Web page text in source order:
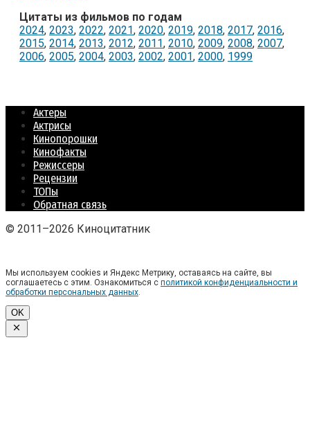
Цитаты из фильмов по годам
2024, 2023, 2022, 2021, 2020, 2019, 2018, 2017, 2016,
2015, 2014, 2013, 2012, 2011, 2010, 2009, 2008, 2007,
2006, 2005, 2004, 2003, 2002, 2001, 2000, 1999
Актеры
Актрисы
Кинопорошки
Кинофакты
Режиссеры
Рецензии
ТОПы
Обратная связь
© 2011–2026 Киноцитатник
Мы используем cookies и Яндекс Метрику, оставаясь на сайте, вы
соглашаетесь с этим. Ознакомиться с политикой конфиденциальности и
обработки персональных данных.
OK